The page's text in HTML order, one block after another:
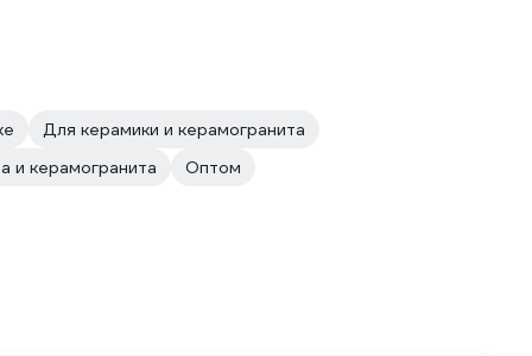
Для керамики и керамогранита
и керамогранита
Оптом